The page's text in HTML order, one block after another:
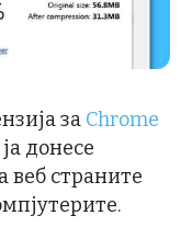
за Chrome
донесе
веб страните